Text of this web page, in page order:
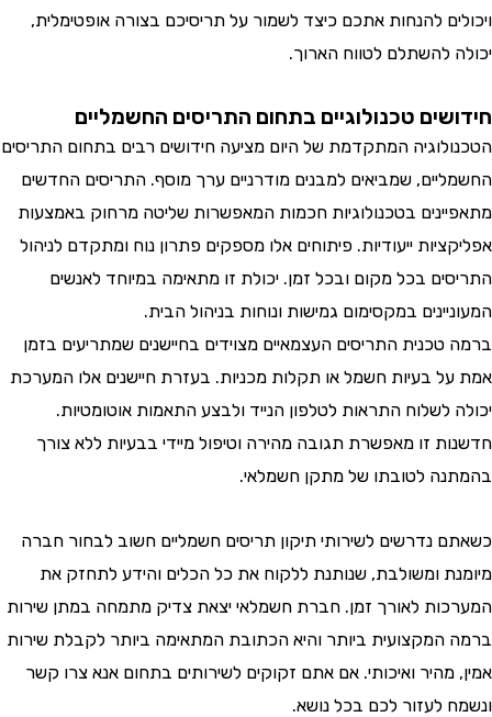
להנחות אתכם כיצד לשמור על תריסיכם בצורה אופטימלית,
להשתלם לטווח הארוך.
טכנולוגיים בתחום התריסים החשמליים
המתקדמת של היום מציעה חידושים רבים בתחום התריסים
שמביאים למבנים מודרניים ערך מוסף. התריסים החדשים
בטכנולוגיות חכמות המאפשרות שליטה מרחוק באמצעות
ייעודיות. פיתוחים אלו מספקים פתרון נוח ומתקדם לניהול
בכל מקום ובכל זמן. יכולת זו מתאימה במיוחד לאנשים
במקסימום גמישות ונוחות בניהול הבית.
התריסים העצמאיים מצוידים בחיישנים שמתריעים בזמן
בעיות חשמל או תקלות מכניות. בעזרת חיישנים אלו המערכת
לשלוח התראות לטלפון הנייד ולבצע התאמות אוטומטיות.
זו מאפשרת תגובה מהירה וטיפול מיידי בבעיות ללא צורך
לטובתו של מתקן חשמלאי.
נדרשים לשירותי תיקון תריסים חשמליים חשוב לבחור חברה
ומשולבת, שנותנת ללקוח את כל הכלים והידע לתחזק את
לאורך זמן. חברת חשמלאי יצאת צדיק מתמחה במתן שירות
ביותר והיא הכתובת המתאימה ביותר לקבלת שירות
מהיר ואיכותי. אם אתם זקוקים לשירותים בתחום אנא צרו קשר
לעזור לכם בכל נושא.